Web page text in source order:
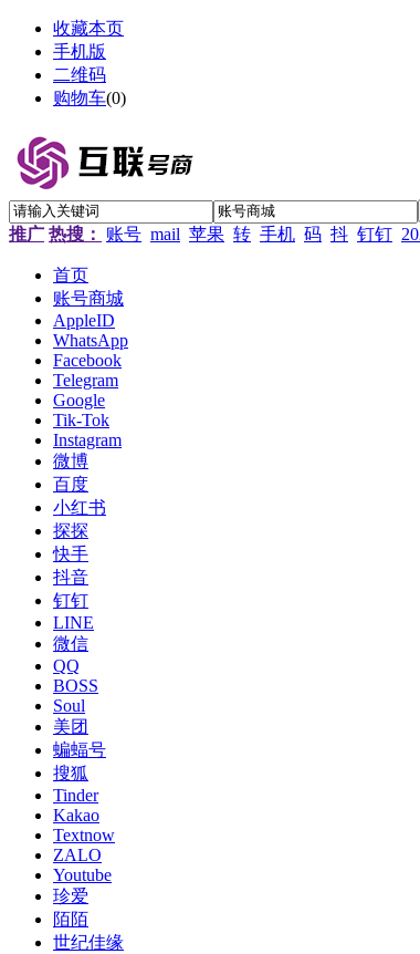
收藏本页
手机版
二维码
购物车(0)
推广 热搜： 账号 mail 苹果 转 手机 码 抖 钉钉
首页
账号商城
AppleID
WhatsApp
Facebook
Telegram
Google
Tik-Tok
Instagram
微博
百度
小红书
探探
快手
抖音
钉钉
LINE
微信
QQ
BOSS
Soul
美团
蝙蝠号
搜狐
Tinder
Kakao
Textnow
ZALO
Youtube
珍爱
陌陌
世纪佳缘